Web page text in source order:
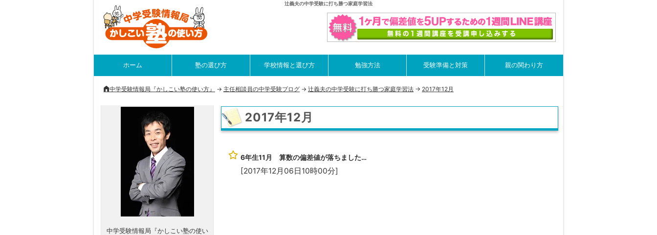
辻義夫の中学受験に打ち勝つ家庭学習法
ホーム 塾の選び方 学校情報と選び方 勉強方法 受験準備と対策 親の関わり方
中学受験情報局『かしこい塾の使い方』 -> 主任相談員の中学受験ブログ -> 辻義夫の中学受験に打ち勝つ家庭学習法 -> 2017年12月
2017年12月
6年生11月 算数の偏差値が落ちました…
[2017年12月06日10時00分]
中学受験情報局『かしこい塾の使い